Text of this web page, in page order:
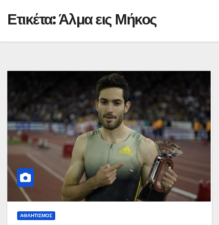
Ετικέτα:Άλμα εις Μήκος
ΑΘΛΗΤΙΣΜΌΣ